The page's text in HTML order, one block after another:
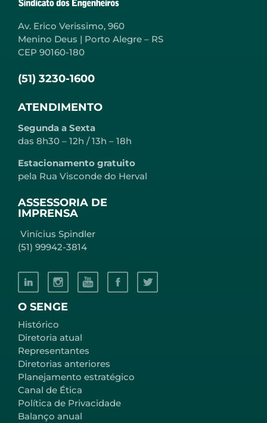
O SENGE
Histórico
Diretoria atual
Representantes
Diretorias anteriores
Planejamento estratégico
Canal de Ética
Política de Privacidade
Balanço anual
Av. Erico Verissimo, 960
Menino Deus | Porto Alegre – RS
CEP 90160-180
(51) 3230-1600
ATENDIMENTO
Segunda a Sexta
das 8h30 – 12h / 13h – 18h
Estacionamento gratuito
pela Rua Visconde do Herval
ASSESSORIA DE
IMPRENSA
Vinícius Spindler
(51) 99942-3814